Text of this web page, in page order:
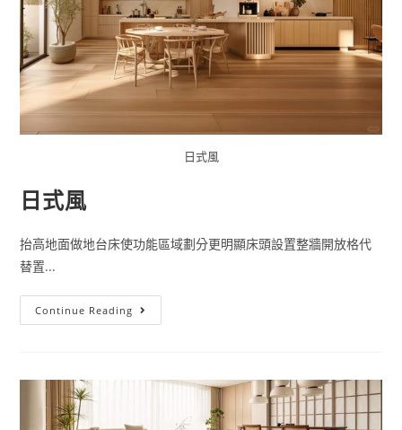
日式風
日式風
抬高地面做地台床使功能區域劃分更明顯床頭設置整牆開放格代
替置...
Continue Reading 日
式